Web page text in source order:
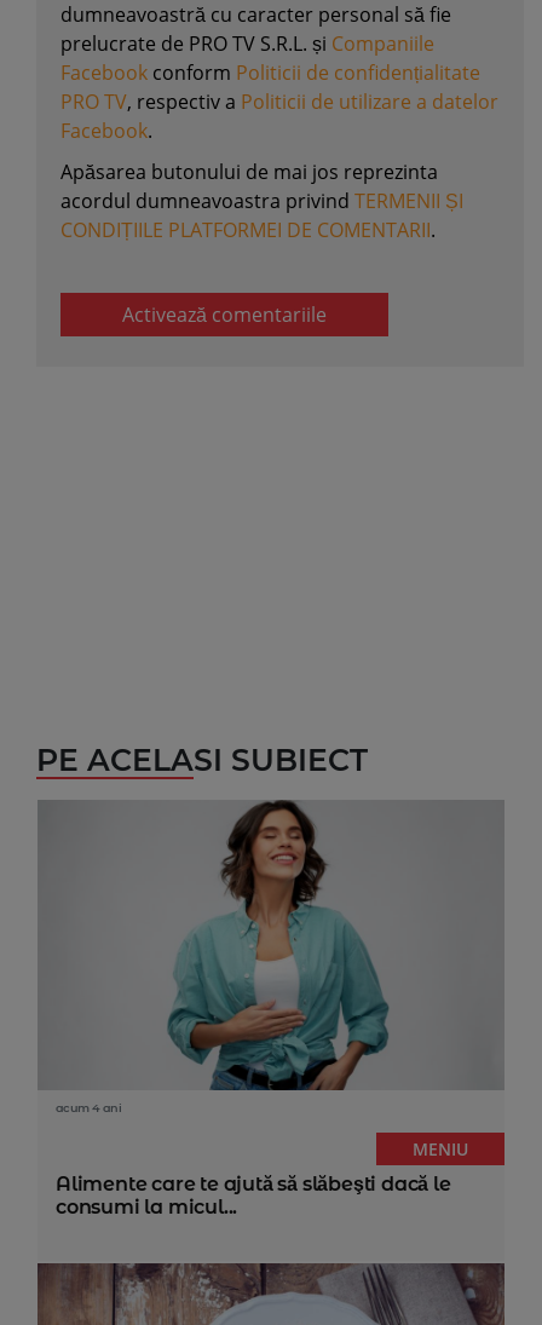
dumneavoastră cu caracter personal să fie
prelucrate de PRO TV S.R.L. și Companiile
Facebook conform Politicii de confidențialitate
PRO TV, respectiv a Politicii de utilizare a datelor
Facebook.
Apăsarea butonului de mai jos reprezinta
acordul dumneavoastra privind TERMENII ȘI
CONDIȚIILE PLATFORMEI DE COMENTARII.
Activează comentariile
PE ACELASI SUBIECT
acum 4 ani
MENIU
Alimente care te ajută să slăbeşti dacă le
consumi la micul...